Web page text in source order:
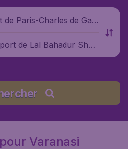
de Paris-Charles de Gaul
de Lal Bahadur Shast
Varanasi